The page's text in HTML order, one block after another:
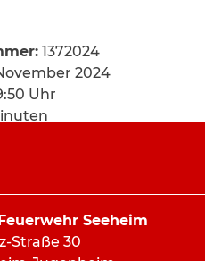
1372024
2024
Uhr
ELW,LF 10/6,DLK 23/12
Polizei, Rettungsdienst
Seeheim
Straße 30